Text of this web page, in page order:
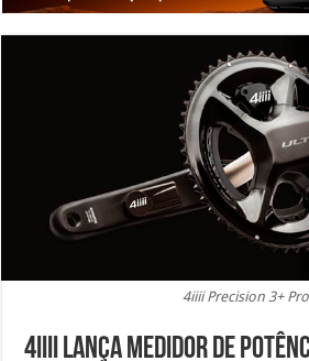
4iiii Precision 3+ Pro
4iiii lança medidor de